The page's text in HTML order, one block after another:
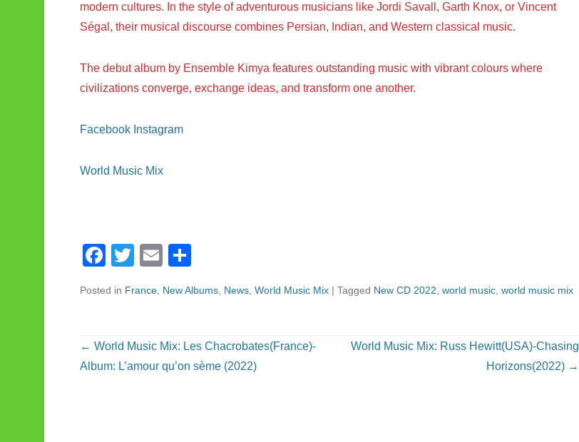
modern cultures. In the style of adventurous musicians like Jordi Savall, Garth Knox, or Vincent
Ségal, their musical discourse combines Persian, Indian, and Western classical music.
The debut album by Ensemble Kimya features outstanding music with vibrant colours where
civilizations converge, exchange ideas, and transform one another.
Facebook Instagram
World Music Mix
F
c
b
o
T
tt
E
ail ar
Posted in France New Albums News World Music Mix | Tagged New CD 2022 world music world music mix
Post navigation
← World Music Mix: Les Chacrobates(France)-
Album: L’amour qu’on sème (2022)
World Music Mix: Russ Hewitt(USA)-Chasing
Horizons(2022) →